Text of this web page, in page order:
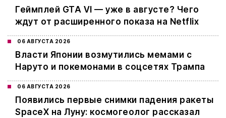
Геймплей GTA VI — уже в августе? Чего
ждут от расширенного показа на Netflix
06 АВГУСТА 2026
Власти Японии возмутились мемами с
Наруто и покемонами в соцсетях Трампа
06 АВГУСТА 2026
Появились первые снимки падения ракеты
SpaceX на Луну: космогеолог рассказал